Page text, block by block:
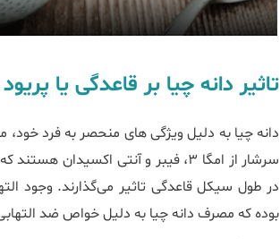
تاثیر دانه چیا بر قاعدگی یا پریود
دانه چیا به دلیل ویژگی ‌های منحصر به فرد خود،
سرشار از امگا ۳، فیبر و آنتی
در طول سیکل قاعدگی تاثیر می‌گذارند. وجود
بوده که مصرف دانه چیا به دلیل خواص ضد